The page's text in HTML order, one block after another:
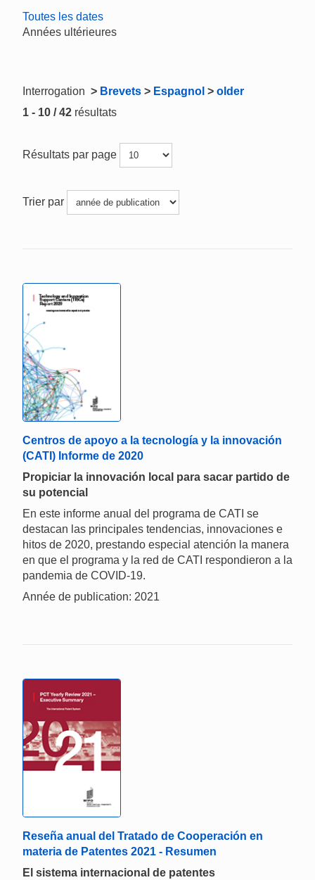
Toutes les dates
Années ultérieures
Interrogation > Brevets > Espagnol > older
1 - 10 / 42 résultats
Résultats par page
Trier par
Centros de apoyo a la tecnología y la innovación
(CATI) Informe de 2020
Propiciar la innovación local para sacar partido de
su potencial
En este informe anual del programa de CATI se
destacan las principales tendencias, innovaciones e
hitos de 2020, prestando especial atención la manera
en que el programa y la red de CATI respondieron a la
pandemia de COVID-19.
Année de publication: 2021
Reseña anual del Tratado de Cooperación en
materia de Patentes 2021 - Resumen
El sistema internacional de patentes